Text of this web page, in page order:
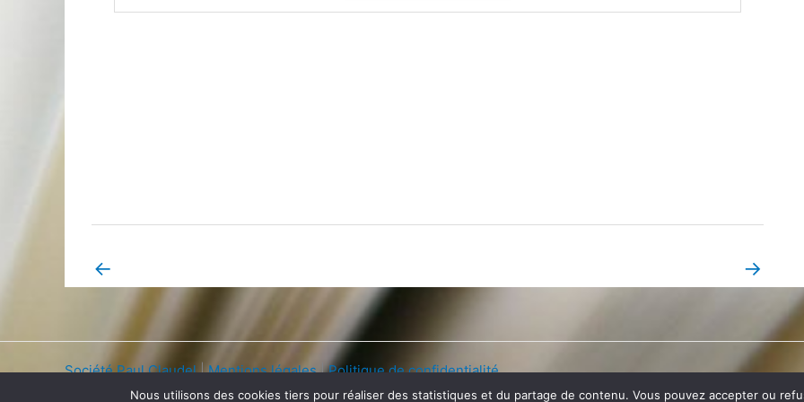
← →
Société Paul Claudel|Mentions légales|Politique de confidentialité
Nous utilisons des cookies tiers pour réaliser des statistiques et du partage de contenu. Vous pouvez accepter ou